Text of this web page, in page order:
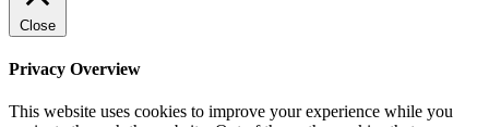
Close
Privacy Overview
This website uses cookies to improve your experience while you